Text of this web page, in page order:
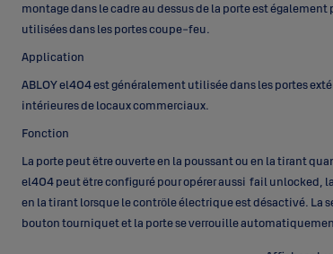
montage dans le cadre au dessus de la porte est
utilisées dans les portes coupe-feu.
Application
ABLOY el404 est généralement utilisée dans les portes
intérieures de locaux commerciaux.
Fonction
La porte peut être ouverte en la poussant ou en la tirant
el404 peut être configuré pour opérer aussi fail unlocked,
en la tirant lorsque le contrôle électrique est désactivé. La
bouton tourniquet et la porte se verrouille